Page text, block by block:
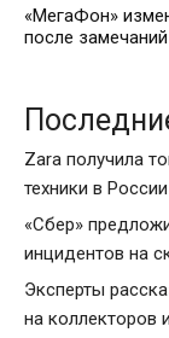
«МегаФон»
после
Zara получила
техники в России
«Сбер»
инцидентов на
Эксперты
на коллекторов